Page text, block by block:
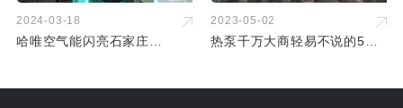
2024-03-18
哈唯空气能闪亮石家庄
膺创新产品奖
2023-05-02
热泵千万大商轻易不说的5个
家创富专访